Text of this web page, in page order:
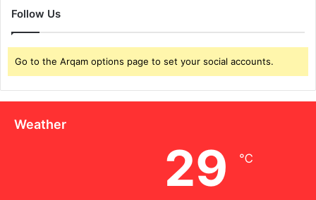
Follow Us
Go to the Arqam options page to set your social accounts.
Weather
29 ℃